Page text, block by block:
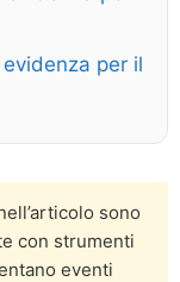
per il
sono
con strumenti
eventi